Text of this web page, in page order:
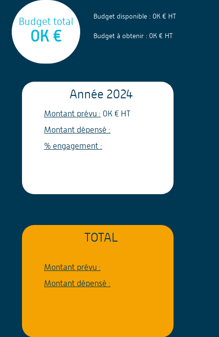
Budget total
0K €
Budget disponible : 0K € HT
Budget à obtenir : 0K € HT
Année 2024
Montant prévu : 0K € HT
Montant dépensé :
% engagement :
TOTAL
Montant prévu :
Montant dépensé :